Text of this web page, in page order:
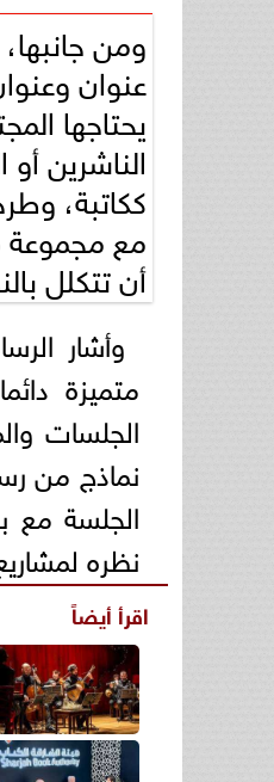
ومن
عنوان
يحتاجها
الناشرين
ككاتبة،
مع مجموعة
أن تتكلل
وأشار
متميزة
الجلسات
نماذج من
الجلسة مع
نظره
اقرأ أيضاً